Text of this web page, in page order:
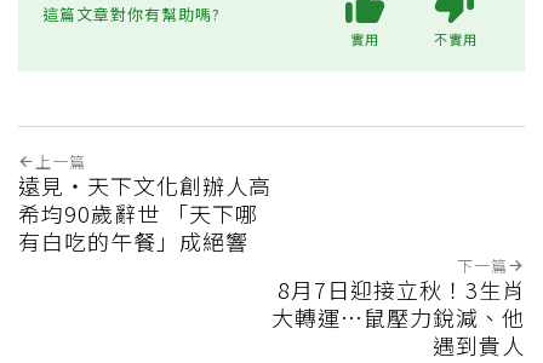
這篇文章對你有幫助嗎?
實用 不實用
上一篇
遠見‧天下文化創辦人高
希均90歲辭世 「天下哪
有白吃的午餐」成絕響
下一篇
8月7日迎接立秋！3生肖
大轉運…鼠壓力銳減、他
遇到貴人